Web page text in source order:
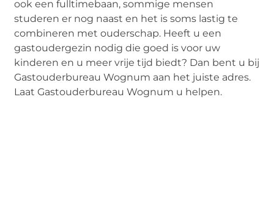
ook een fulltimebaan, sommige mensen
studeren er nog naast en het is soms lastig te
combineren met ouderschap. Heeft u een
gastoudergezin nodig die goed is voor uw
kinderen en u meer vrije tijd biedt? Dan bent u bij
Gastouderbureau Wognum aan het juiste adres.
Laat Gastouderbureau Wognum u helpen.